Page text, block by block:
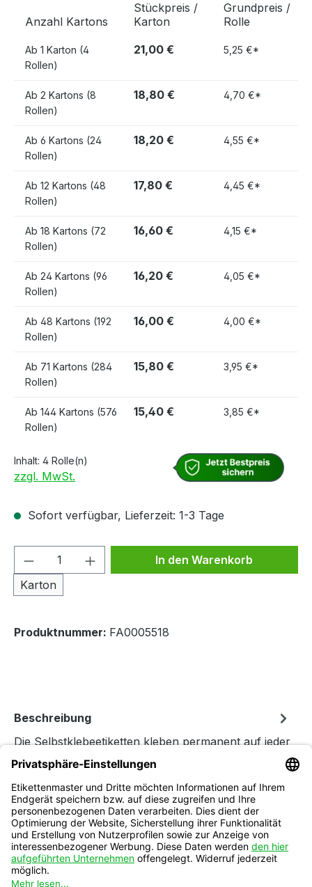
Anzahl Kartons
Stückpreis /
Karton
Grundpreis /
Rolle
Ab 1 Karton (4
Rollen)
21,00 € 5,25 €*
Ab 2 Kartons (8
Rollen)
18,80 € 4,70 €*
Ab 6 Kartons (24
Rollen)
18,20 € 4,55 €*
Ab 12 Kartons (48
Rollen)
17,80 € 4,45 €*
Ab 18 Kartons (72
Rollen)
16,60 € 4,15 €*
Ab 24 Kartons (96
Rollen)
16,20 € 4,05 €*
Ab 48 Kartons (192
Rollen)
16,00 € 4,00 €*
Ab 71 Kartons (284
Rollen)
15,80 € 3,95 €*
Ab 144 Kartons (576
Rollen)
15,40 € 3,85 €*
Inhalt: 4 Rolle(n)
zzgl. MwSt.
Sofort verfügbar, Lieferzeit: 1-3 Tage
Produkt Anzahl: Gib den
Karton
In den Warenkorb
Produktnummer: FA0005518
Beschreibung
Die Selbstklebeetiketten kleben permanent auf jeder
Art von Kartonagen und Versandtaschen. Das
Material lässt sich auf a…
Folgen Sie uns
auf Instagram